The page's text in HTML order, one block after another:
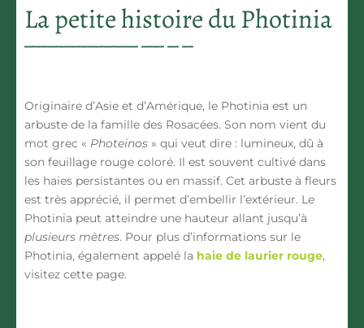
La petite histoire du Photinia
Originaire d’Asie et d’Amérique, le Photinia est un
arbuste de la famille des Rosacées. Son nom vient du
mot grec « Photeinos » qui veut dire : lumineux, dû à
son feuillage rouge coloré. Il est souvent cultivé dans
les haies persistantes ou en massif. Cet arbuste à fleurs
est très apprécié, il permet d’embellir l’extérieur. Le
Photinia peut atteindre une hauteur allant jusqu’à
plusieurs mètres. Pour plus d’informations sur le
Photinia, également appelé la haie de laurier rouge,
visitez cette page.